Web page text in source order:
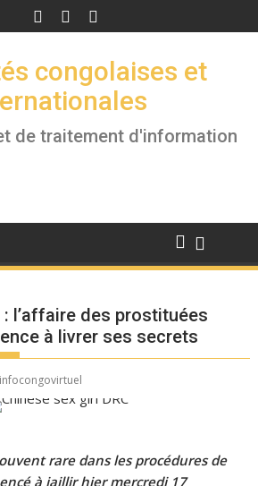
congolaises et
de traitement d'information
: l’affaire des prostituées
à livrer ses secrets
infocongovirtuel
rare dans les procédures de
à jaillir hier mercredi 17